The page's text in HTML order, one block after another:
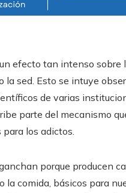
efecto tan intenso sobre
sed. Esto se intuye
de varias
parte del mecanismo
los adictos.
porque producen
la comida, básicos para